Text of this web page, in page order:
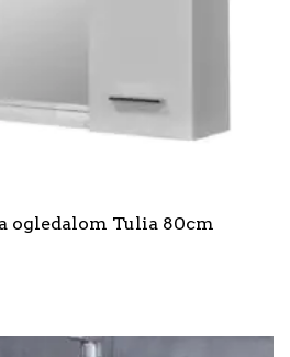
ogledalom Tulia 80cm